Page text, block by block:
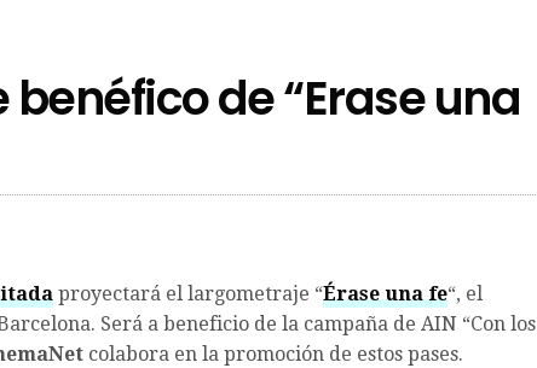
benéfico de “Erase una
proyectará el largometraje “Érase una fe“, el
Será a beneficio de la campaña de AIN “Con los
colabora en la promoción de estos pases.